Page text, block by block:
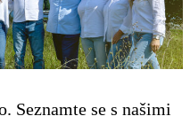
Seznamte se s našimi